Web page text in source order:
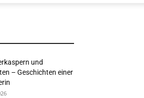
und
– Geschichten einer